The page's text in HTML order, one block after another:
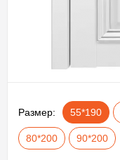
Размер: 55*190
80*200 90*200